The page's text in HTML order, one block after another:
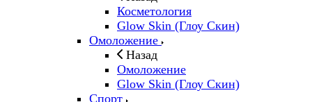
Косметология
Glow Skin (Глоу Скин)
Омоложение
Назад
Омоложение
Glow Skin (Глоу Скин)
Спорт